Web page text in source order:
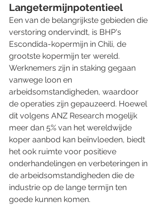
Langetermijnpotentieel
Een van de belangrijkste gebieden die
verstoring ondervindt, is BHP's
Escondida-kopermijn in Chili, de
grootste kopermijn ter wereld.
Werknemers zijn in staking gegaan
vanwege loon en
arbeidsomstandigheden, waardoor
de operaties zijn gepauzeerd. Hoewel
dit volgens ANZ Research mogelijk
meer dan 5% van het wereldwijde
koper aanbod kan beïnvloeden, biedt
het ook ruimte voor positieve
onderhandelingen en verbeteringen in
de arbeidsomstandigheden die de
industrie op de lange termijn ten
goede kunnen komen.